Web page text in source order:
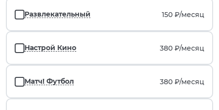
Развлекательный 150 ₽/месяц
Настрой Кино 380 ₽/месяц
Матч! Футбол 380 ₽/месяц